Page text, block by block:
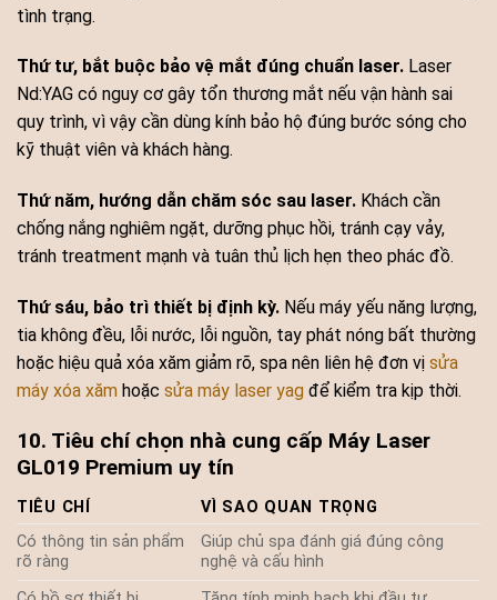
tình trạng.
Thứ tư, bắt buộc bảo vệ mắt đúng chuẩn laser. Laser
Nd:YAG có nguy cơ gây tổn thương mắt nếu vận hành sai
quy trình, vì vậy cần dùng kính bảo hộ đúng bước sóng cho
kỹ thuật viên và khách hàng.
Thứ năm, hướng dẫn chăm sóc sau laser. Khách cần
chống nắng nghiêm ngặt, dưỡng phục hồi, tránh cạy vảy,
tránh treatment mạnh và tuân thủ lịch hẹn theo phác đồ.
Thứ sáu, bảo trì thiết bị định kỳ. Nếu máy yếu năng lượng,
tia không đều, lỗi nước, lỗi nguồn, tay phát nóng bất thường
hoặc hiệu quả xóa xăm giảm rõ, spa nên liên hệ đơn vị sửa
máy xóa xăm hoặc sửa máy laser yag để kiểm tra kịp thời.
10. Tiêu chí chọn nhà cung cấp Máy Laser
GL019 Premium uy tín
TIÊU CHÍ
VÌ SAO QUAN TRỌNG
Có thông tin sản phẩm
rõ ràng
Giúp chủ spa đánh giá đúng công
nghệ và cấu hình